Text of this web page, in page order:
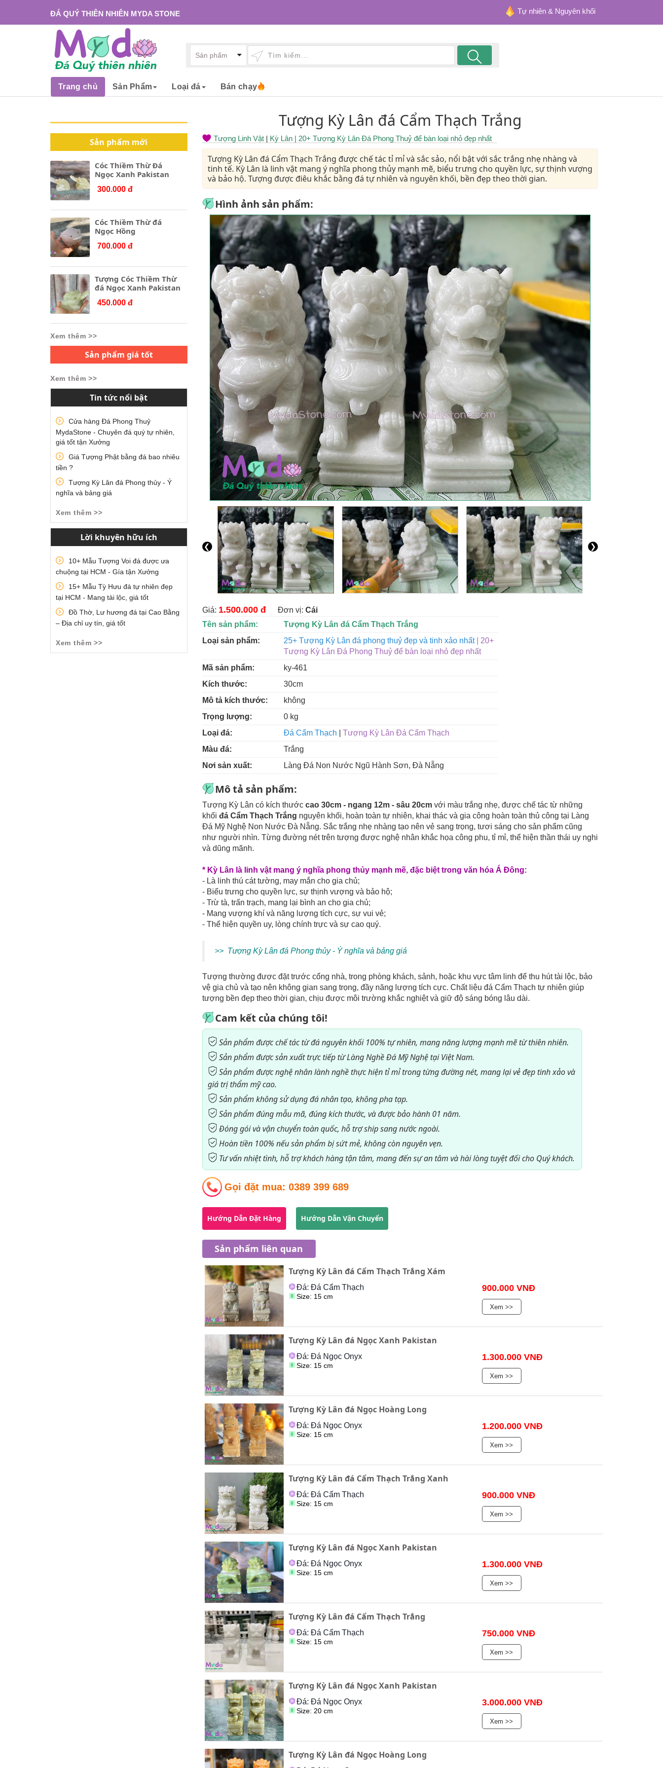
ĐÁ QUÝ THIÊN NHIÊN MYDA STONE Tự nhiên & Nguyên khối
Trang chủ Sản Phẩm Loại đá Bán chạy
Sản phẩm mới
Cóc Thiềm Thừ Đá
Ngọc Xanh Pakistan
300.000 đ
Cóc Thiềm Thừ đá
Ngọc Hồng
700.000 đ
Tượng Cóc Thiềm Thừ
đá Ngọc Xanh Pakistan
450.000 đ
Xem thêm >>
Sản phẩm giá tốt
Xem thêm >>
Tin tức nổi bật
Cửa hàng Đá Phong Thuỷ
MydaStone - Chuyên đá quý tự nhiên,
giá tốt tận Xưởng
Giá Tượng Phật bằng đá bao nhiêu
tiền ?
Tượng Kỳ Lân đá Phong thủy - Ý
nghĩa và bảng giá
Xem thêm >>
Lời khuyên hữu ích
10+ Mẫu Tượng Voi đá được ưa
chuộng tại HCM - Gía tận Xưởng
15+ Mẫu Tỳ Hưu đá tự nhiên đẹp
tại HCM - Mang tài lộc, giá tốt
Đồ Thờ, Lư hương đá tại Cao Bằng
– Địa chỉ uy tín, giá tốt
Xem thêm >>
Tượng Kỳ Lân đá Cẩm Thạch Trắng
Tượng Linh Vật| Kỳ Lân| 20+ Tượng Kỳ Lân Đá Phong Thuỷ để bàn loại nhỏ đẹp nhất
Tượng Kỳ Lân đá Cẩm Thạch Trắng được chế tác tỉ mỉ và sắc sảo, nổi bật với sắc trắng nhẹ nhàng và
tinh tế. Kỳ Lân là linh vật mang ý nghĩa phong thủy mạnh mẽ, biểu trưng cho quyền lực, sự thịnh vượng
và bảo hộ. Tượng được điêu khắc bằng đá tự nhiên và nguyên khối, bền đẹp theo thời gian.
Hình ảnh sản phẩm:
❮ ❯
Giá: 1.500.000 đ Đơn vị: Cái
Tên sản phẩm:
Tượng Kỳ Lân đá Cẩm Thạch Trắng
Loại sản phẩm:
25+ Tượng Kỳ Lân đá phong thuỷ đẹp và tinh xảo nhất| 20+
Tượng Kỳ Lân Đá Phong Thuỷ để bàn loại nhỏ đẹp nhất
Mã sản phẩm:
ky-461
Kích thước:
30cm
Mô tả kích thước:
không
Trọng lượng:
0 kg
Loại đá:
Đá Cẩm Thạch
Tượng Kỳ Lân Đá Cẩm Thạch
Màu đá:
Trắng
Nơi sản xuất:
Làng Đá Non Nước Ngũ Hành Sơn, Đà Nẵng
Mô tả sản phẩm:
Tượng Kỳ Lân có kích thước cao 30cm - ngang 12m - sâu 20cm với màu trắng nhẹ, được chế tác từ những
khối đá Cẩm Thạch Trắng nguyên khối, hoàn toàn tự nhiên, khai thác và gia công hoàn toàn thủ công tại Làng
Đá Mỹ Nghệ Non Nước Đà Nẵng. Sắc trắng nhẹ nhàng tạo nên vẻ sang trọng, tươi sáng cho sản phẩm cũng
như người nhìn. Từng đường nét trên tượng được nghệ nhân khắc họa công phu, tỉ mỉ, thể hiện thần thái uy nghi
và dũng mãnh.
* Kỳ Lân là linh vật mang ý nghĩa phong thủy mạnh mẽ, đặc biệt trong văn hóa Á Đông:
- Là linh thú cát tường, may mắn cho gia chủ;
- Biểu trưng cho quyền lực, sự thịnh vượng và bảo hộ;
- Trừ tà, trấn trạch, mang lại bình an cho gia chủ;
- Mang vượng khí và năng lượng tích cực, sự vui vẻ;
- Thể hiện quyền uy, lòng chính trực và sự cao quý.
>> Tượng Kỳ Lân đá Phong thủy - Ý nghĩa và bảng giá
Tượng thường được đặt trước cổng nhà, trong phòng khách, sảnh, hoặc khu vực tâm linh để thu hút tài lộc, bảo
vệ gia chủ và tạo nên không gian sang trọng, đầy năng lượng tích cực. Chất liệu đá Cẩm Thạch tự nhiên giúp
tượng bền đẹp theo thời gian, chịu được môi trường khắc nghiệt và giữ độ sáng bóng lâu dài.
Cam kết của chúng tôi!
Sản phẩm được chế tác từ đá nguyên khối 100% tự nhiên, mang năng lượng mạnh mẽ từ thiên nhiên.
Sản phẩm được sản xuất trực tiếp từ Làng Nghề Đá Mỹ Nghệ tại Việt Nam.
Sản phẩm được nghệ nhân lành nghề thực hiện tỉ mỉ trong từng đường nét, mang lại vẻ đẹp tinh xảo và
giá trị thẩm mỹ cao.
Sản phẩm không sử dụng đá nhân tạo, không pha tạp.
Sản phẩm đúng mẫu mã, đúng kích thước, và được bảo hành 01 năm.
Đóng gói và vận chuyển toàn quốc, hỗ trợ ship sang nước ngoài.
Hoàn tiền 100% nếu sản phẩm bị sứt mẻ, không còn nguyên vẹn.
Tư vấn nhiệt tình, hỗ trợ khách hàng tận tâm, mang đến sự an tâm và hài lòng tuyệt đối cho Quý khách.
Gọi đặt mua: 0389 399 689
Hướng Dẫn Đặt Hàng Hướng Dẫn Vận Chuyển
Sản phẩm liên quan
Tượng Kỳ Lân đá Cẩm Thạch Trắng Xám
Đá: Đá Cẩm Thạch
Size: 15 cm
900.000 VNĐ
Xem >>
Tượng Kỳ Lân đá Ngọc Xanh Pakistan
Đá: Đá Ngọc Onyx
Size: 15 cm
1.300.000 VNĐ
Xem >>
Tượng Kỳ Lân đá Ngọc Hoàng Long
Đá: Đá Ngọc Onyx
Size: 15 cm
1.200.000 VNĐ
Xem >>
Tượng Kỳ Lân đá Cẩm Thạch Trắng Xanh
Đá: Đá Cẩm Thạch
Size: 15 cm
900.000 VNĐ
Xem >>
Tượng Kỳ Lân đá Ngọc Xanh Pakistan
Đá: Đá Ngọc Onyx
Size: 15 cm
1.300.000 VNĐ
Xem >>
Tượng Kỳ Lân đá Cẩm Thạch Trắng
Đá: Đá Cẩm Thạch
Size: 15 cm
750.000 VNĐ
Xem >>
Tượng Kỳ Lân đá Ngọc Xanh Pakistan
Đá: Đá Ngọc Onyx
Size: 20 cm
3.000.000 VNĐ
Xem >>
Tượng Kỳ Lân đá Ngọc Hoàng Long